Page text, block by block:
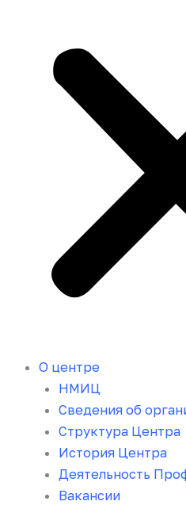
О центре
НМИЦ
Сведения об
Структура Центра
История Центра
Деятельность
Вакансии